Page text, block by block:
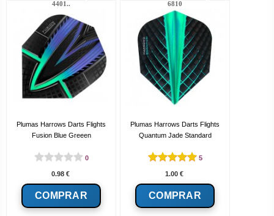
4401..
Plumas Harrows Darts Flights
Fusion Blue Greeen
0
0.98 €
6810
Plumas Harrows Darts Flights
Quantum Jade Standard
5
1.00 €